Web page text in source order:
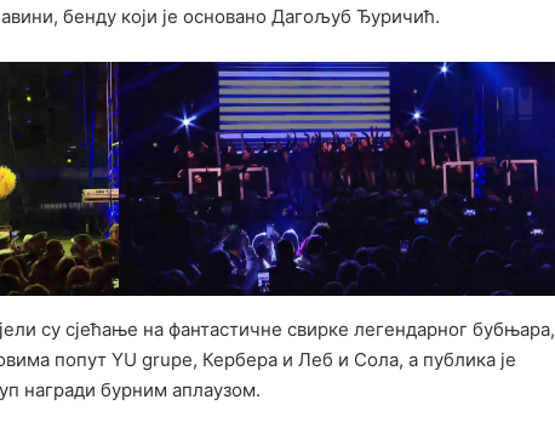
бенду који је основано Дагољуб Ђуричић.
су сјећање на фантастичне свирке легендарног бубњара,
попут YU grupe, Кербера и Леб и Сола, а публика је
награди бурним аплаузом.